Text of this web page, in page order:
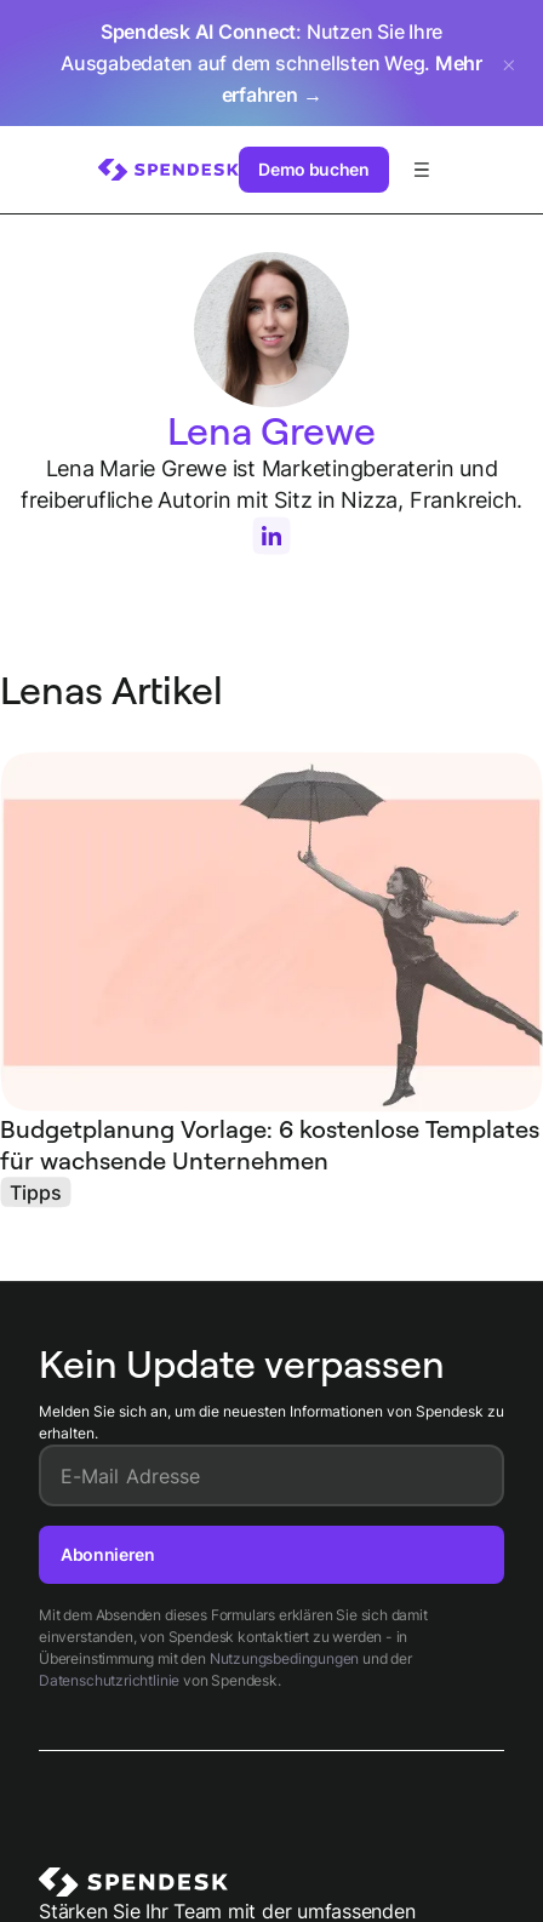
Spendesk AI Connect: Nutzen Sie Ihre
Ausgabedaten auf dem schnellsten Weg. Mehr
erfahren →
Demo buchen
Lena Grewe
Lena Marie Grewe ist Marketingberaterin und
freiberufliche Autorin mit Sitz in Nizza, Frankreich.
Lenas Artikel
Budgetplanung Vorlage: 6 kostenlose Templates
für wachsende Unternehmen
Tipps
Kein Update verpassen
Melden Sie sich an, um die neuesten Informationen von Spendesk zu
erhalten.
E-Mail Adresse
Mit dem Absenden dieses Formulars erklären Sie sich damit
einverstanden, von Spendesk kontaktiert zu werden - in
Übereinstimmung mit den Nutzungsbedingungen und der
Datenschutzrichtlinie von Spendesk.
Abonnieren
Stärken Sie Ihr Team mit der umfassenden